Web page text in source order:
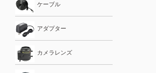
ケーブル
アダプター
カメラレンズ